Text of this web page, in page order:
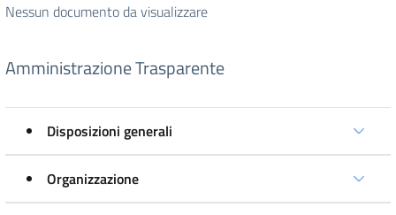
Nessun documento da visualizzare
Amministrazione Trasparente
Disposizioni generali
Organizzazione